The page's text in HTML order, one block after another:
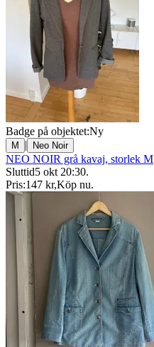
Badge på objektet:Ny
M | Neo Noir
NEO NOIR grå kavaj, storlek M
Sluttid5 okt 20:30.
Pris:147 kr,Köp nu.